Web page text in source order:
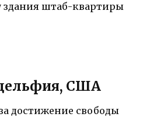
здания штаб-квартиры
США
достижение свободы